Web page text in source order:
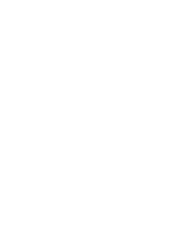
集
ンフレット